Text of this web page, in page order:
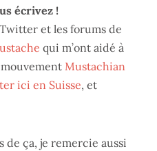
écrivez !
et les forums de
qui m’ont aidé à
Mustachian
ici en Suisse, et
de ça, je remercie aussi